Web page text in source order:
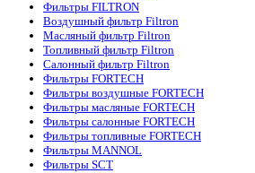
Фильтры FILTRON
Воздушный фильтр Filtron
Масляный фильтр Filtron
Топливный фильтр Filtron
Салонный фильтр Filtron
Фильтры FORTECH
Фильтры воздушные FORTECH
Фильтры масляные FORTECH
Фильтры салонные FORTECH
Фильтры топливные FORTECH
Фильтры MANNOL
Фильтры SCT